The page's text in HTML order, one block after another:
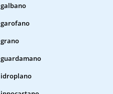
galbano
garofano
grano
guardamano
idroplano